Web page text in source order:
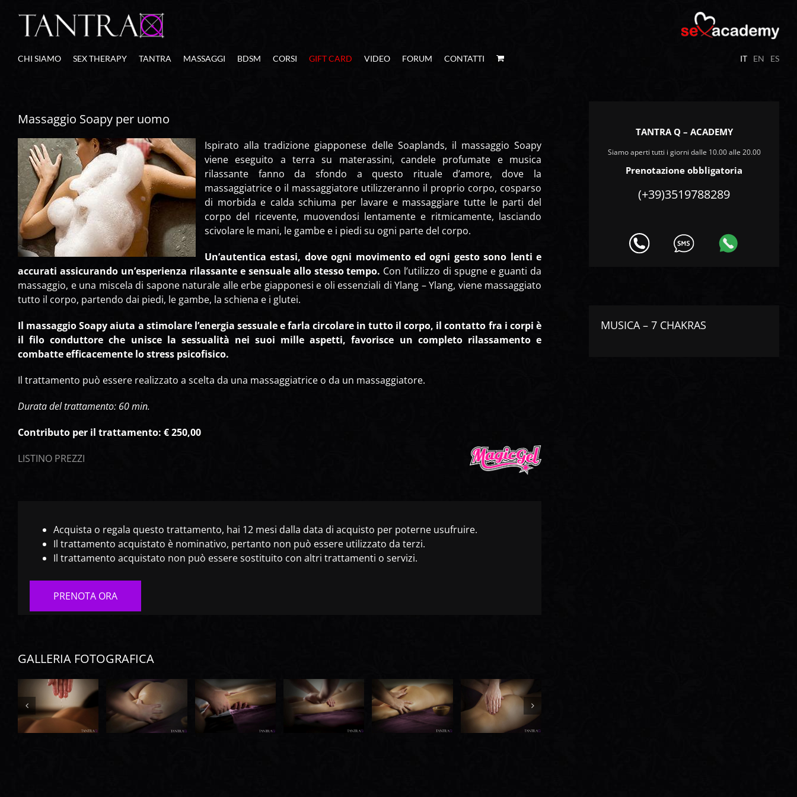
contenuto
CHI SIAMO SEX THERAPY TANTRA MASSAGGI BDSM CORSI GIFT CARD VIDEO FORUM CONTATTI ES
EN
IT
Massaggio Soapy per uomo
Ispirato alla tradizione giapponese delle Soaplands, il massaggio Soapy
viene eseguito a terra su materassini, candele profumate e musica
rilassante fanno da sfondo a questo rituale d’amore, dove la
massaggiatrice o il massaggiatore utilizzeranno il proprio corpo, cosparso
di morbida e calda schiuma per lavare e massaggiare tutte le parti del
corpo del ricevente, muovendosi lentamente e ritmicamente, lasciando
scivolare le mani, le gambe e i piedi su ogni parte del corpo.
Un’autentica estasi, dove ogni movimento ed ogni gesto sono lenti e
accurati assicurando un’esperienza rilassante e sensuale allo stesso tempo. Con l’utilizzo di spugne e guanti da
massaggio, e una miscela di sapone naturale alle erbe giapponesi e oli essenziali di Ylang – Ylang, viene massaggiato
tutto il corpo, partendo dai piedi, le gambe, la schiena e i glutei.
Il massaggio Soapy aiuta a stimolare l’energia sessuale e farla circolare in tutto il corpo, il contatto fra i corpi è
il filo conduttore che unisce la sessualità nei suoi mille aspetti, favorisce un completo rilassamento e
combatte efficacemente lo stress psicofisico.
Il trattamento può essere realizzato a scelta da una massaggiatrice o da un massaggiatore.
Durata del trattamento: 60 min.
Contributo per il trattamento: € 250,00
LISTINO PREZZI
Acquista o regala questo trattamento, hai 12 mesi dalla data di acquisto per poterne usufruire.
Il trattamento acquistato è nominativo, pertanto non può essere utilizzato da terzi.
Il trattamento acquistato non può essere sostituito con altri trattamenti o servizi.
PRENOTA ORA
GALLERIA FOTOGRAFICA
TANTRA Q – ACADEMY
Siamo aperti tutti i giorni dalle 10.00 alle 20.00
Prenotazione obbligatoria
(+39)3519788289
MUSICA – 7 CHAKRAS